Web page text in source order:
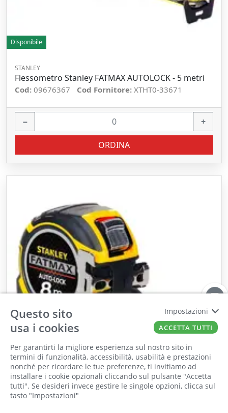
Il punto vendita, gli uffici e il magazzino
saranno chiusi per ferie dall'8 al 25 Agosto
2026 compresi.
Disponibile
STANLEY
Flessometro Stanley FATMAX AUTOLOCK - 5 metri
Cod: 09676367 Cod Fornitore: XTHT0-33671
− +
ORDINA
In arrivo / Su ordinazione
Questo sito
usa i cookies
Per garantirti la migliore esperienza sul nostro sito in
termini di funzionalità, accessibilità, usabilità e prestazioni
nonché per ricordare le tue preferenze, ti invitiamo ad
installare i cookie opzionali cliccando sul pulsante "Accetta
tutti". Se desideri invece gestire le singole opzioni, clicca sul
tasto "Impostazioni"
Impostazioni
ACCETTA TUTTI